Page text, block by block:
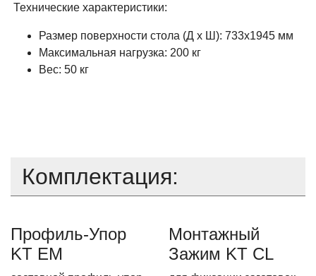
Технические характеристики:
Размер поверхности стола (Д х Ш): 733х1945 мм
Максимальная нагрузка: 200 кг
Вес: 50 кг
Комплектация:
Профиль-Упор
KT EM
Монтажный
Зажим KT CL